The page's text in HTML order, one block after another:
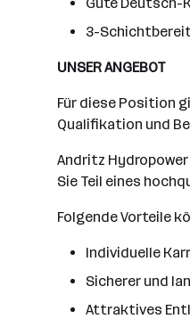
3-
UNSER ANGEBOT
Für diese Position
Qualifikation und
Andritz
Sie Teil eines
Folgende Vorteile
Individuelle
Sicherer und
Attraktives